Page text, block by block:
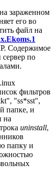
зараженном
его во
файл на
Содержимое
по
фильтров
"ss*sst",
папке, и
на
uninstall,
папку и